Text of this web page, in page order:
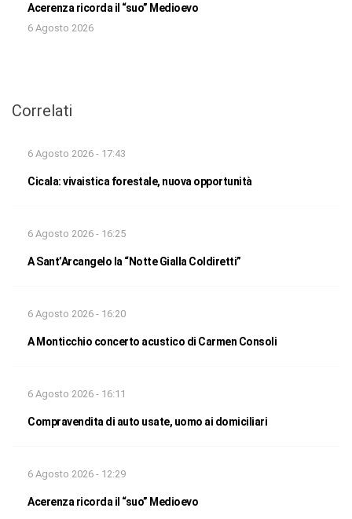
Acerenza ricorda il “suo” Medioevo
6 Agosto 2026
Correlati
6 Agosto 2026 - 17:43
Cicala: vivaistica forestale, nuova opportunità
6 Agosto 2026 - 16:25
A Sant’Arcangelo la “Notte Gialla Coldiretti”
6 Agosto 2026 - 16:20
A Monticchio concerto acustico di Carmen Consoli
6 Agosto 2026 - 16:11
Compravendita di auto usate, uomo ai domiciliari
6 Agosto 2026 - 12:29
Acerenza ricorda il “suo” Medioevo